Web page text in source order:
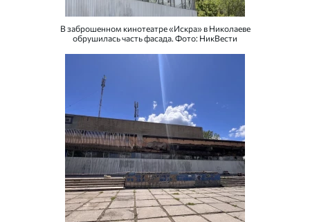
В заброшенном кинотеатре «Искра» в Николаеве
обрушилась часть фасада. Фото: НикВести